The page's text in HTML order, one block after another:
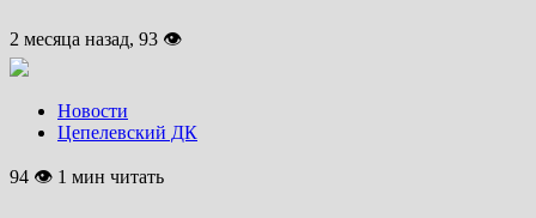
2 месяца назад, 93 👁
Новости
Цепелевский ДК
94 👁 1 мин читать